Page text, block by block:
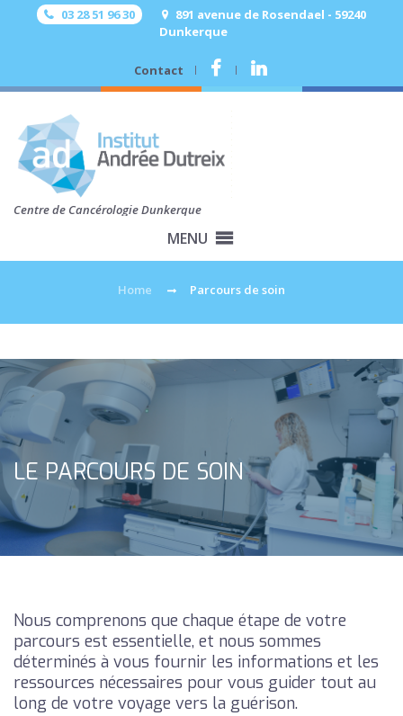
03 28 51 96 30
891 avenue de Rosendael - 59240
Dunkerque
Contact . .
Centre de Cancérologie Dunkerque
MENU
Home Parcours de soin
LE PARCOURS DE SOIN
Nous comprenons que chaque étape de votre
parcours est essentielle, et nous sommes
déterminés à vous fournir les informations et les
ressources nécessaires pour vous guider tout au
long de votre voyage vers la guérison.